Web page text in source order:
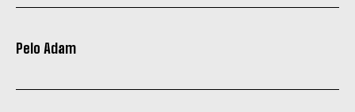
Pelo Adam